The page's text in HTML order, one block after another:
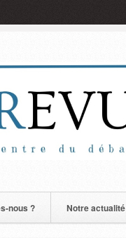
nous ? Notre actualité